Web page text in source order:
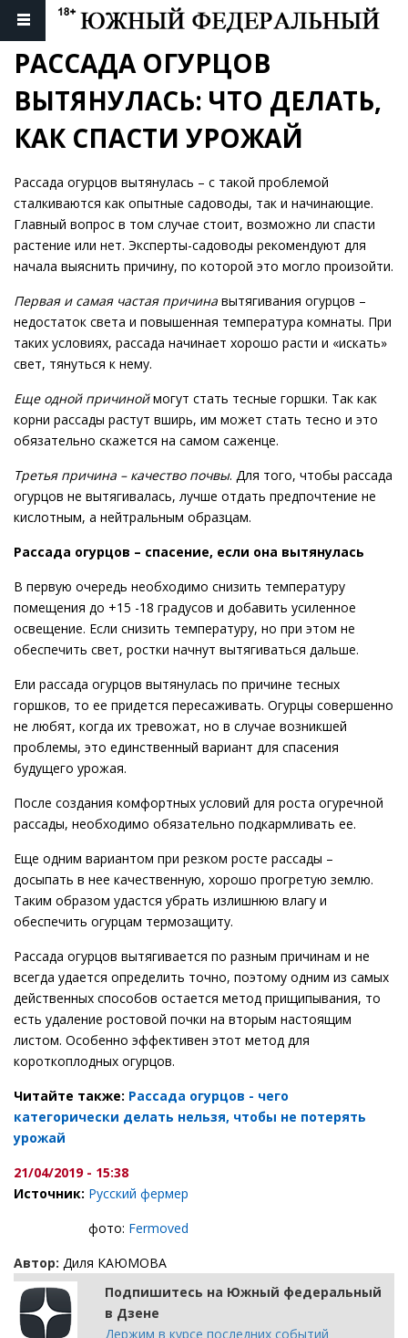
РАССАДА ОГУРЦОВ
ВЫТЯНУЛАСЬ: ЧТО ДЕЛАТЬ,
КАК СПАСТИ УРОЖАЙ
Рассада огурцов вытянулась – с такой проблемой
сталкиваются как опытные садоводы, так и начинающие.
Главный вопрос в том случае стоит, возможно ли спасти
растение или нет. Эксперты-садоводы рекомендуют для
начала выяснить причину, по которой это могло произойти.
Первая и самая частая причина вытягивания огурцов –
недостаток света и повышенная температура комнаты. При
таких условиях, рассада начинает хорошо расти и «искать»
свет, тянуться к нему.
Еще одной причиноймогут стать тесные горшки. Так как
корни рассады растут вширь, им может стать тесно и это
обязательно скажется на самом саженце.
Третья причина – качество почвы. Для того, чтобы рассада
огурцов не вытягивалась, лучше отдать предпочтение не
кислотным, а нейтральным образцам.
Рассада огурцов – спасение, если она вытянулась
В первую очередь необходимо снизить температуру
помещения до +15 -18 градусов и добавить усиленное
освещение. Если снизить температуру, но при этом не
обеспечить свет, ростки начнут вытягиваться дальше.
Ели рассада огурцов вытянулась по причине тесных
горшков, то ее придется пересаживать. Огурцы совершенно
не любят, когда их тревожат, но в случае возникшей
проблемы, это единственный вариант для спасения
будущего урожая.
После создания комфортных условий для роста огуречной
рассады, необходимо обязательно подкармливать ее.
Еще одним вариантом при резком росте рассады –
досыпать в нее качественную, хорошо прогретую землю.
Таким образом удастся убрать излишнюю влагу и
обеспечить огурцам термозащиту.
Рассада огурцов вытягивается по разным причинам и не
всегда удается определить точно, поэтому одним из самых
действенных способов остается метод прищипывания, то
есть удаление ростовой почки на вторым настоящим
листом. Особенно эффективен этот метод для
короткоплодных огурцов.
Читайте также: Рассада огурцов - чего
категорически делать нельзя, чтобы не потерять
урожай
21/04/2019 - 15:38
Источник: Русский фермер
фото: Fermoved
Автор: Диля КАЮМОВА
Подпишитесь на Южный федеральный
в Дзене
Держим в курсе последних событий